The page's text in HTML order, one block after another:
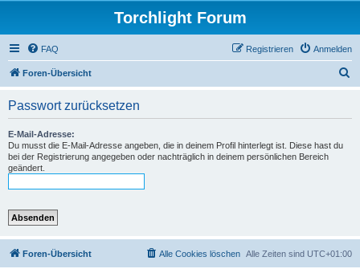
Torchlight Forum
FAQ Anmelden
Registrieren
Foren-Übersicht
Passwort zurücksetzen
E-Mail-Adresse:
Du musst die E-Mail-Adresse angeben, die in deinem Profil hinterlegt ist. Diese hast du
bei der Registrierung angegeben oder nachträglich in deinem persönlichen Bereich
geändert.
Foren-Übersicht Alle Zeiten sind UTC+01:00
Alle Cookies löschen